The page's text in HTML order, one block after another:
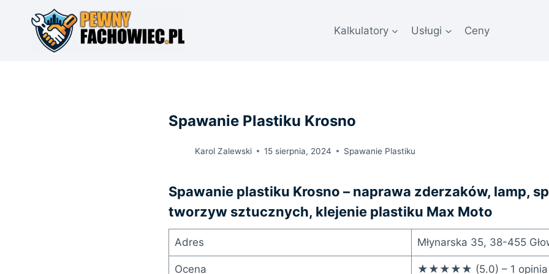
Kalkulatory Usługi Ceny
Spawanie Plastiku Krosno
Karol Zalewski 15 sierpnia, 2024 Spawanie Plastiku
Spawanie plastiku Krosno – naprawa zderzaków, lamp,
tworzyw sztucznych, klejenie plastiku Max Moto
Adres Młynarska 35, 38-455
Ocena ★★★★★ (5.0) – 1 opinia